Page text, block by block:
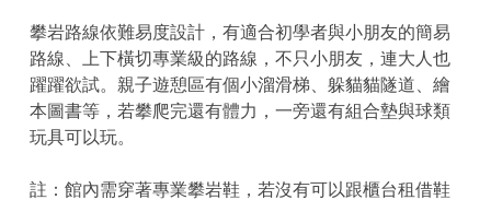
攀岩路線依難易度設計，有適合初學者與小朋友的簡易
路線、上下橫切專業級的路線，不只小朋友，連大人也
躍躍欲試。親子遊憩區有個小溜滑梯、躲貓貓隧道、繪
本圖書等，若攀爬完還有體力，一旁還有組合墊與球類
玩具可以玩。
註：館內需穿著專業攀岩鞋，若沒有可以跟櫃台租借鞋